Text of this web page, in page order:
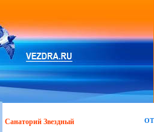
Санаторий Звездный